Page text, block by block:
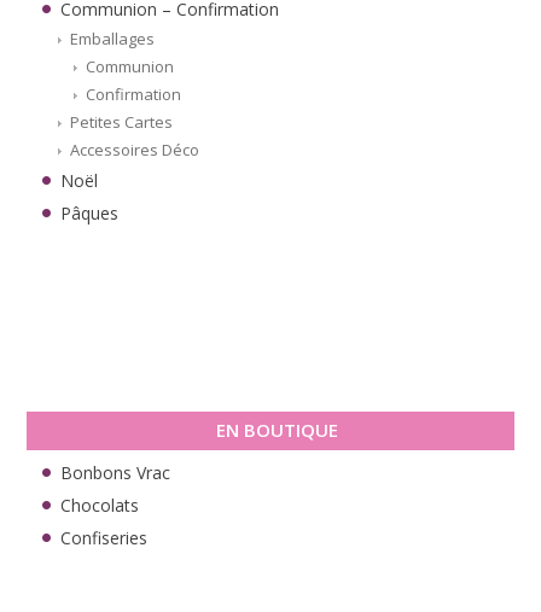
Communion – Confirmation
Emballages
Communion
Confirmation
Petites Cartes
Accessoires Déco
Noël
Pâques
EN BOUTIQUE
Bonbons Vrac
Chocolats
Confiseries